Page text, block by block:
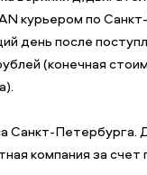
курьером по
день после
(конечная
Санкт-Петербурга.
компания за счет